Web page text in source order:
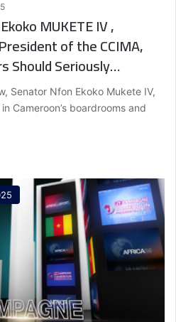
MUKETE IV ,
of the CCIMA,
Should Seriously
and Industrial
Senator Nfon Ekoko Mukete IV,
Cameroon’s boardrooms and